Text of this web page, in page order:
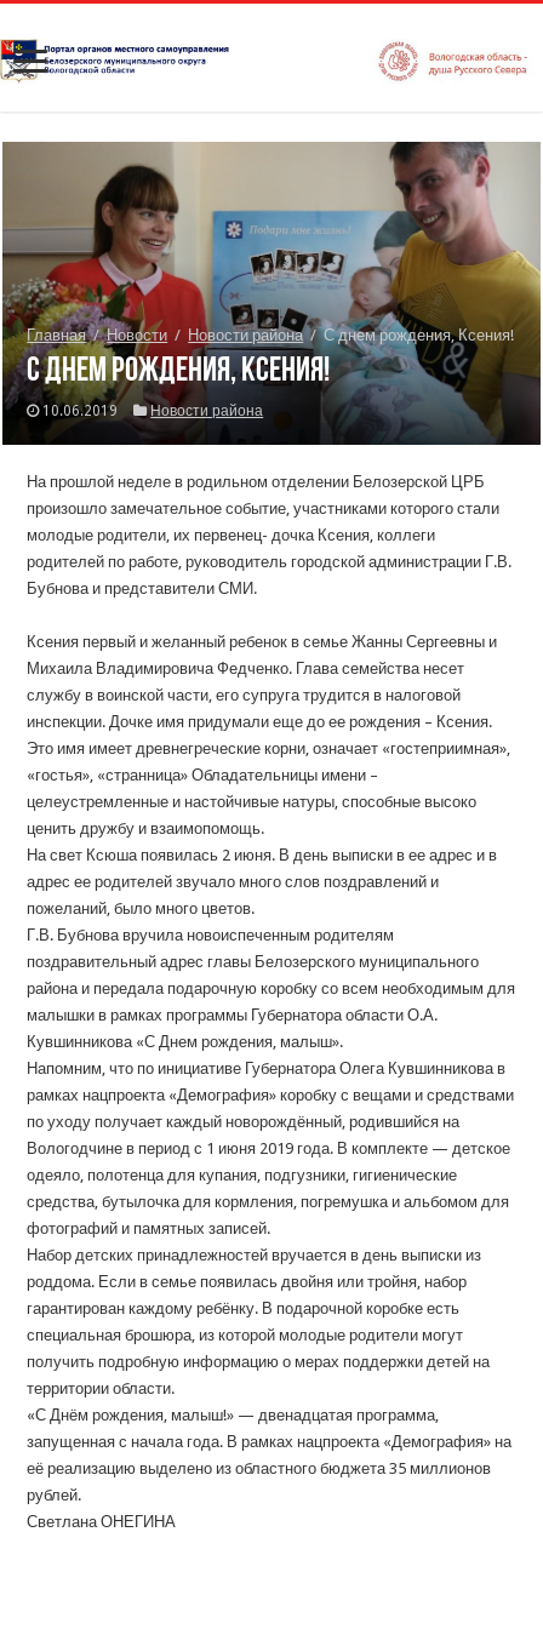
Главная / Новости / Новости района / С днем рождения, Ксения!
С днем рождения, Ксения!
10.06.2019 Новости района
На прошлой неделе в родильном отделении Белозерской ЦРБ
произошло замечательное событие, участниками которого стали
молодые родители, их первенец- дочка Ксения, коллеги
родителей по работе, руководитель городской администрации Г.В.
Бубнова и представители СМИ.
Ксения первый и желанный ребенок в семье Жанны Сергеевны и
Михаила Владимировича Федченко. Глава семейства несет
службу в воинской части, его супруга трудится в налоговой
инспекции. Дочке имя придумали еще до ее рождения – Ксения.
Это имя имеет древнегреческие корни, означает «гостеприимная»,
«гостья», «странница» Обладательницы имени –
целеустремленные и настойчивые натуры, способные высоко
ценить дружбу и взаимопомощь.
На свет Ксюша появилась 2 июня. В день выписки в ее адрес и в
адрес ее родителей звучало много слов поздравлений и
пожеланий, было много цветов.
Г.В. Бубнова вручила новоиспеченным родителям
поздравительный адрес главы Белозерского муниципального
района и передала подарочную коробку со всем необходимым для
малышки в рамках программы Губернатора области О.А.
Кувшинникова «С Днем рождения, малыш».
Напомним, что по инициативе Губернатора Олега Кувшинникова в
рамках нацпроекта «Демография» коробку с вещами и средствами
по уходу получает каждый новорождённый, родившийся на
Вологодчине в период с 1 июня 2019 года. В комплекте — детское
одеяло, полотенца для купания, подгузники, гигиенические
средства, бутылочка для кормления, погремушка и альбомом для
фотографий и памятных записей.
Набор детских принадлежностей вручается в день выписки из
роддома. Если в семье появилась двойня или тройня, набор
гарантирован каждому ребёнку. В подарочной коробке есть
специальная брошюра, из которой молодые родители могут
получить подробную информацию о мерах поддержки детей на
территории области.
«С Днём рождения, малыш!» — двенадцатая программа,
запущенная с начала года. В рамках нацпроекта «Демография» на
её реализацию выделено из областного бюджета 35 миллионов
рублей.
Светлана ОНЕГИНА